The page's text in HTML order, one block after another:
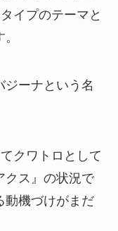
イプのテーマと
ジーナという名
クワトロとして
クス』の状況で
動機づけがまだ